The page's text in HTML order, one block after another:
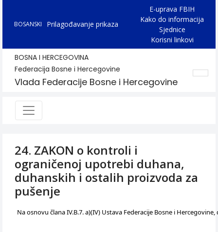
BOSANSKI Prilagođavanje prikaza
E-uprava FBIH
Kako do informacija
Sjednice
Korisni linkovi
BOSNA I HERCEGOVINA
Federacija Bosne i Hercegovine
Vlada Federacije Bosne i Hercegovine
24. ZAKON o kontroli i
ograničenoj upotrebi duhana,
duhanskih i ostalih proizvoda za
pušenje
Na osnovu člana IV.B.7. a)(IV) Ustava Federacije Bosne i